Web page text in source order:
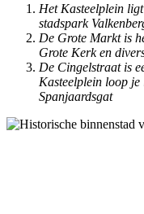
Het Kasteelplein
stadspark
De Grote Markt is
Grote Kerk en
De Cingelstraat is
Kasteelplein loop je
Spanjaardsgat